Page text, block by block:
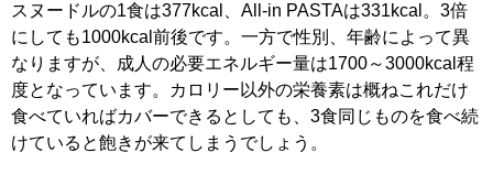
スヌードルの1食は377kcal、All-in PASTAは331kcal。3倍
にしても1000kcal前後です。一方で性別、年齢によって異
なりますが、成人の必要エネルギー量は1700～3000kcal程
度となっています。カロリー以外の栄養素は概ねこれだけ
食べていればカバーできるとしても、3食同じものを食べ続
けていると飽きが来てしまうでしょう。